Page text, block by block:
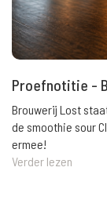
Proefnotitie -
Brouwerij Lost
de smoothie sour
ermee!
Verder lezen